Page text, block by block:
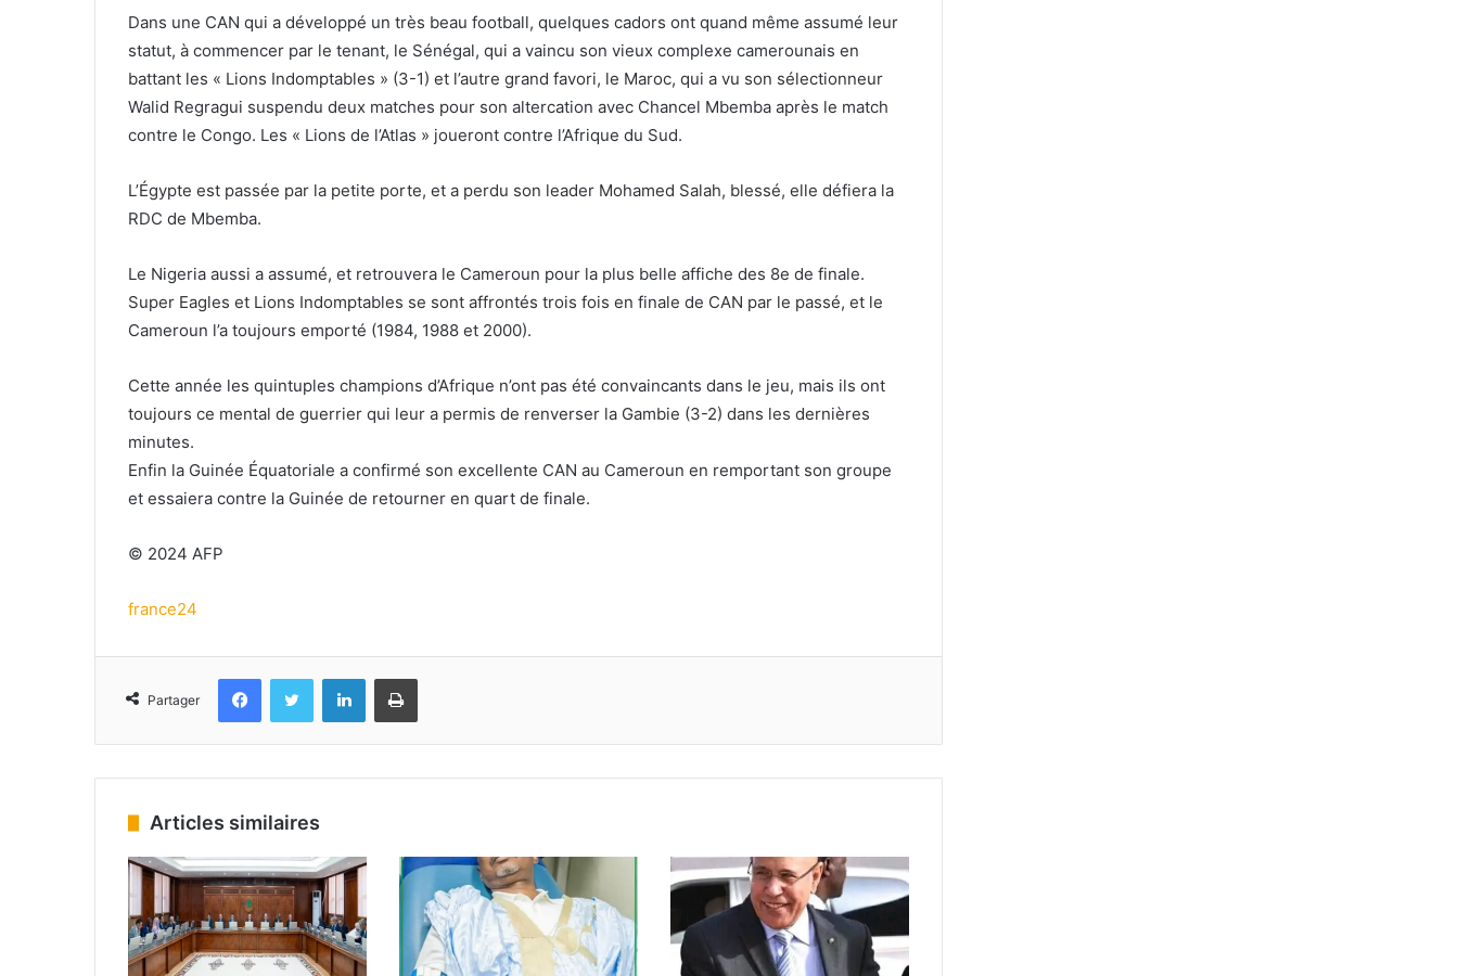
Dans une CAN qui a développé un très beau football, quelques cadors ont quand même assumé leur
statut, à commencer par le tenant, le Sénégal, qui a vaincu son vieux complexe camerounais en
battant les « Lions Indomptables » (3-1) et l’autre grand favori, le Maroc, qui a vu son sélectionneur
Walid Regragui suspendu deux matches pour son altercation avec Chancel Mbemba après le match
contre le Congo. Les « Lions de l’Atlas » joueront contre l’Afrique du Sud.
L’Égypte est passée par la petite porte, et a perdu son leader Mohamed Salah, blessé, elle défiera la
RDC de Mbemba.
Le Nigeria aussi a assumé, et retrouvera le Cameroun pour la plus belle affiche des 8e de finale.
Super Eagles et Lions Indomptables se sont affrontés trois fois en finale de CAN par le passé, et le
Cameroun l’a toujours emporté (1984, 1988 et 2000).
Cette année les quintuples champions d’Afrique n’ont pas été convaincants dans le jeu, mais ils ont
toujours ce mental de guerrier qui leur a permis de renverser la Gambie (3-2) dans les dernières
minutes.
Enfin la Guinée Équatoriale a confirmé son excellente CAN au Cameroun en remportant son groupe
et essaiera contre la Guinée de retourner en quart de finale.
© 2024 AFP
france24
Partager
FacebookTwitter LinkedinImprimer
Articles similaires